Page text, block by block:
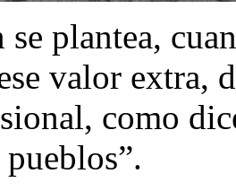
se plantea,
valor extra,
como